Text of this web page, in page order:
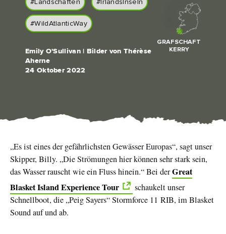
Blarney Castle
Studiotour
#Landschaften #IrlandsInseln
#WildAtlanticWay
Emily O'Sullivan | Bilder von Thérèse
Aherne
24 Oktober 2022
GRAFSCHAFT
KERRY
„Es ist eines der gefährlichsten Gewässer Europas“, sagt unser
Skipper, Billy. „Die Strömungen hier können sehr stark sein,
das Wasser rauscht wie ein Fluss hinein.“ Bei derGreat
Blasket Island Experience Tour
schaukelt unser
Schnellboot, die „Peig Sayers“ Stormforce 11 RIB, im Blasket
Sound auf und ab.